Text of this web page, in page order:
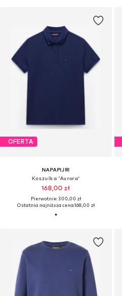
OFERTA
NAPAPIJRI
Koszulka 'Aurora'
168,00 zł
Pierwotnie: 300,00 zł
Ostatnia najniższa cena:168,00 zł